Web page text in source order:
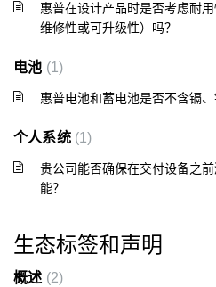
惠普在设计产品时是否考虑耐
维修性或可升级性）吗？
电池 1
惠普电池和蓄电池是否不含镉、
个人系统 1
贵公司能否确保在交付设备之
能？
生态标签和声明
概述 2